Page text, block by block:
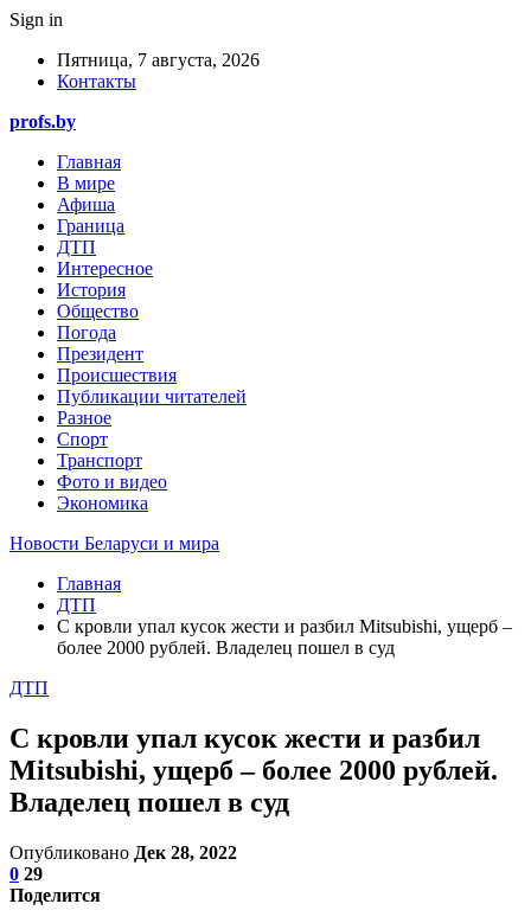
Sign in
Пятница, 7 августа, 2026
Контакты
profs.by
Главная
В мире
Афиша
Граница
ДТП
Интересное
История
Общество
Погода
Президент
Происшествия
Публикации читателей
Разное
Спорт
Транспорт
Фото и видео
Экономика
Новости Беларуси и мира
Главная
ДТП
С кровли упал кусок жести и разбил Mitsubishi, ущерб –
более 2000 рублей. Владелец пошел в суд
ДТП
С кровли упал кусок жести и разбил
Mitsubishi, ущерб – более 2000 рублей.
Владелец пошел в суд
Опубликовано Дек 28, 2022
0 29
Поделится